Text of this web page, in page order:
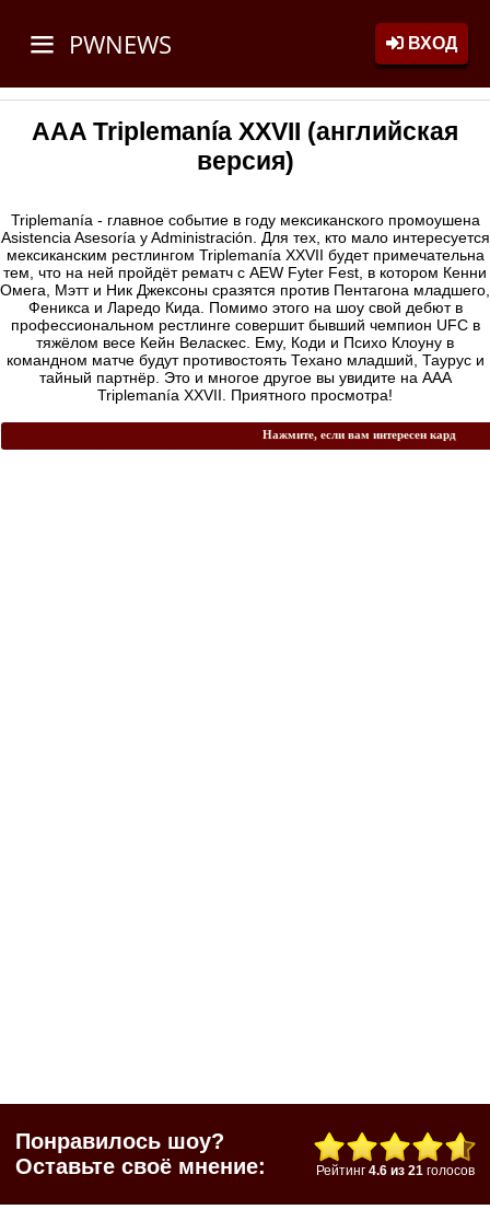
PWNEWS ВХОД
AAA Triplemanía XXVII (английская
версия)
Triplemanía - главное событие в году мексиканского промоушена
Asistencia Asesoría y Administración. Для тех, кто мало интересуется
мексиканским рестлингом Triplemanía XXVII будет примечательна
тем, что на ней пройдёт рематч с AEW Fyter Fest, в котором Кенни
Омега, Мэтт и Ник Джексоны сразятся против Пентагона младшего,
Феникса и Ларедо Кида. Помимо этого на шоу свой дебют в
профессиональном рестлинге совершит бывший чемпион UFC в
тяжёлом весе Кейн Веласкес. Ему, Коди и Психо Клоуну в
командном матче будут противостоять Техано младший, Таурус и
тайный партнёр. Это и многое другое вы увидите на AAA
Triplemanía XXVII. Приятного просмотра!
Нажмите, если вам интересен кард
Понравилось шоу?
Оставьте своё мнение:
Рейтинг 4.6 из 21голосов